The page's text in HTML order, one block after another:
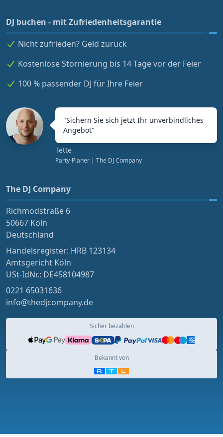
DJ buchen - mit Zufriedenheitsgarantie
Nicht zufrieden? Geld zurück
Kostenlose Stornierung bis 14 Tage vor der Feier
100 % passender DJ für Ihre Feier
"Sichern Sie sich jetzt Ihr unverbindliches
Angebot"
Tette
Party-Planer | The DJ Company
The DJ Company
Richmodstraße 6
50667 Köln
Deutschland
Handelsregister: HRB 123134
Amtsgericht Köln
USt-IdNr.: DE458104987
0221 65031636
info@thedjcompany.de
Sicher bezahlen
Bekannt von